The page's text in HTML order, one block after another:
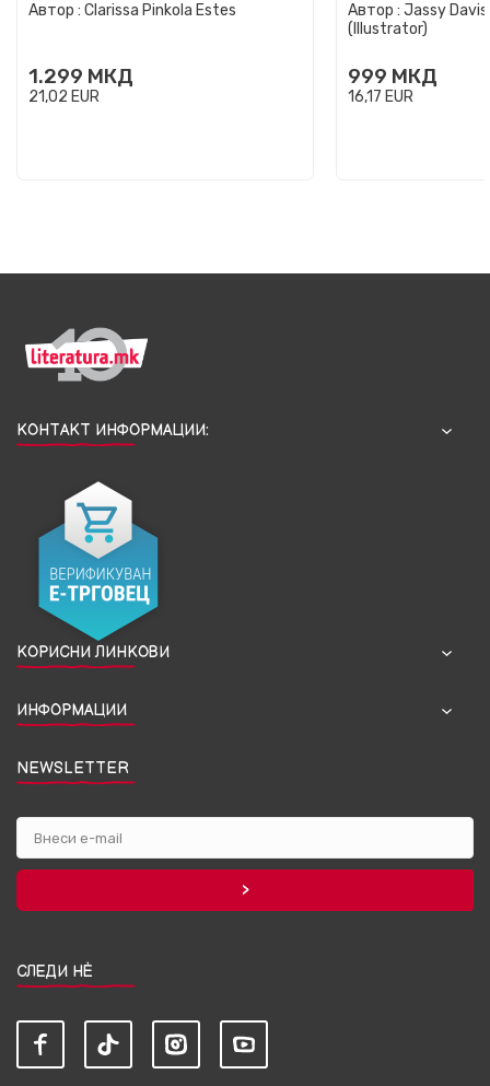
Автор : Clarissa Pinkola Estes
1.299 МКД
21,02 EUR
Автор : Jassy
(Illustrator)
999 МКД
16,17 EUR
КОНТАКТ ИНФОРМАЦИИ:
КОРИСНИ ЛИНКОВИ
ИНФОРМАЦИИ
NEWSLETTER
СЛЕДИ НЀ